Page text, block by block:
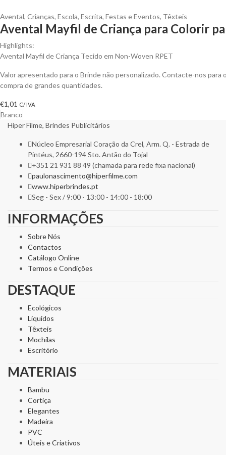
Avental, Crianças, Escola, Escrita, Festas e Eventos, Têxteis
Avental Mayfil de Criança para Colorir
Highlights:
Avental Mayfil de Criança Tecido em Non-Woven RPET
Valor apresentado para o Brinde não personalizado. Contacte-nos para
compra de grandes quantidades.
€1,01 C/ IVA
Branco
Hiper Filme, Brindes Publicitários
Núcleo Empresarial Coração da Crel, Arm. Q. - Estrada de
Pintéus, 2660-194 Sto. Antão do Tojal
+351 21 931 88 49 (chamada para rede fixa nacional)
paulonascimento@hiperfilme.com
www.hiperbrindes.pt
Seg - Sex / 9:00 - 13:00 - 14:00 - 18:00
INFORMAÇÕES
Sobre Nós
Contactos
Catálogo Online
Termos e Condições
DESTAQUE
Ecológicos
Líquidos
Têxteis
Mochilas
Escritório
MATERIAIS
Bambu
Cortiça
Elegantes
Madeira
PVC
Úteis e Criativos